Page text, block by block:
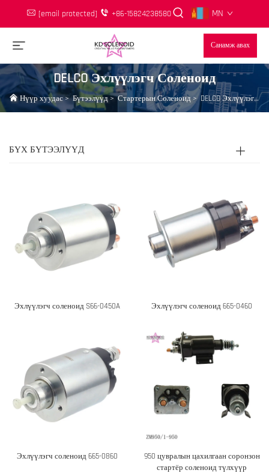
[email protected] +86-15824238580 MN
Санамж авах
DELCO Эхлүүлэгч Соленоид
Нүүр хуудас>Бүтээлүүд>Стартерын Соленоид >DELCO Эхлүүлэгч Соленоид
БҮХ БҮТЭЭЛҮҮД
Эхлүүлэгч соленоид S66-0450A Эхлүүлэгч соленоид 665-0460
Эхлүүлэгч соленоид 665-0860
950 цувралын цахилгаан соронзон
стартёр соленоид түлхүүр